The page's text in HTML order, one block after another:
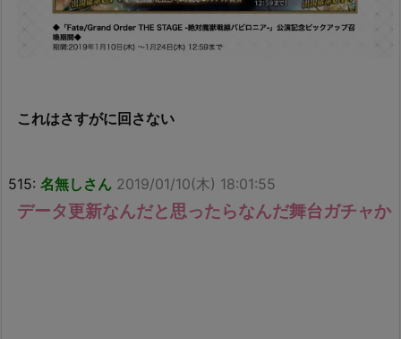
これはさすがに回さない
515: 名無しさん 2019/01/10(木) 18:01:55
データ更新なんだと思ったらなんだ舞台ガチャか